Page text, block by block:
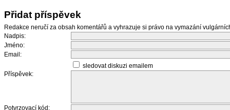
Přidat příspěvek
Redakce neručí za obsah komentářů a vyhrazuje si právo na vymazání
Nadpis:
Jméno:
Email:
sledovat diskuzi emailem
Příspěvek:
Potvrzovací kód: